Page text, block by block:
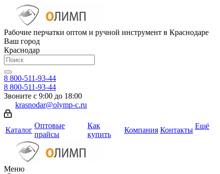
Рабочие перчатки оптом и ручной инструмент в Краснодаре
Ваш город
Краснодар
8 800-511-93-44
8 800-511-93-44
Звоните с 9:00 до 18:00
krasnodar@olymp-c.ru
Каталог
Оптовые
прайсы
Как
купить
Компания Контакты Ещё
Меню